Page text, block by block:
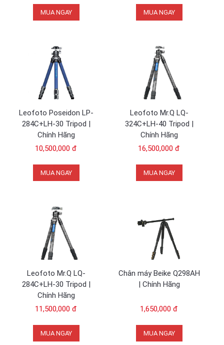
MUA NGAY MUA NGAY
Leofoto Poseidon LP-
284C+LH-30 Tripod |
Chính Hãng
10,500,000 đ
MUA NGAY
Leofoto Mr.Q LQ-
324C+LH-40 Tripod |
Chính Hãng
16,500,000 đ
MUA NGAY
Leofoto Mr.Q LQ-
284C+LH-30 Tripod |
Chính Hãng
11,500,000 đ
MUA NGAY
Chân máy Beike Q298AH
| Chính Hãng
1,650,000 đ
MUA NGAY